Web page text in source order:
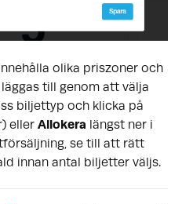
olika priszoner och
till genom att välja
biljettyp och klicka på
eller Allokera längst ner i
se till att rätt
innan antal biljetter väljs.